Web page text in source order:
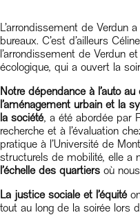
L’arrondissement de Verdun
bureaux. C’est d’ailleurs
l’arrondissement de Verdun
écologique, qui a ouvert la
Notre dépendance à l’auto
l’aménagement urbain et la
la société, a été abordée par
recherche et à l’évaluation
pratique à l’Université de
structurels de mobilité, e lle a
l’échelle des quartiers où
La justice sociale et l’équité
tout au long de la soirée lors d